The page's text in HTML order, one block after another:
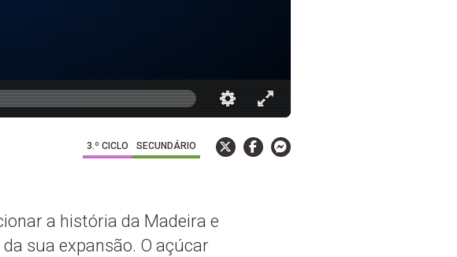
3.º CICLO SECUNDÁRIO
a história da Madeira e
sua expansão. O açúcar